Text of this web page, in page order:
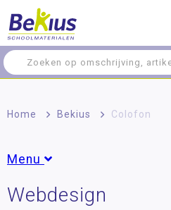
Home > Bekius > Colofon
Menu
Algemene voorwaarden
Webdesign